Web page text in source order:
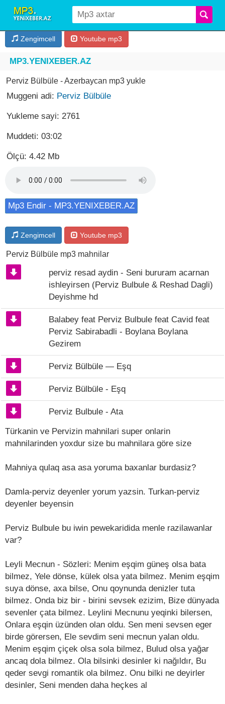
Zengimcell Youtube mp3
MP3.YENIXEBER.AZ
Perviz Bülbüle - Azerbaycan mp3 yukle
Muggeni adi: Perviz Bülbüle
Yukleme sayi: 2761
Muddeti: 03:02
Ölçü: 4.42 Mb
Mp3 Endir - MP3.YENIXEBER.AZ
Zengimcell Youtube mp3
Perviz Bülbüle mp3 mahnilar
perviz resad aydin - Seni bururam acarnan
ishleyirsen (Perviz Bulbule & Reshad Dagli)
Deyishme hd
Balabey feat Perviz Bulbule feat Cavid feat
Perviz Sabirabadli - Boylana Boylana
Gezirem
Perviz Bülbüle — Eşq
Perviz Bülbüle - Eşq
Perviz Bulbule - Ata
Türkanin ve Pervizin mahnilari super onlarin
mahnilarinden yoxdur size bu mahnilara göre size
Mahniya qulaq asa asa yoruma baxanlar burdasiz?
Damla-perviz deyenler yorum yazsin. Turkan-perviz
deyenler beyensin
Perviz Bulbule bu iwin pewekaridida menle razilawanlar
var?
Leyli Mecnun - Sözleri: Menim eşqim güneş olsa bata
bilmez, Yele dönse, külek olsa yata bilmez. Menim eşqim
suya dönse, axa bilse, Onu qoynunda denizler tuta
bilmez. Onda biz bir - birini sevsek ezizim, Bize dünyada
sevenler çata bilmez. Leylini Mecnunu yeqinki bilersen,
Onlara eşqin üzünden olan oldu. Sen meni sevsen eger
birde görersen, Ele sevdim seni mecnun yalan oldu.
Menim eşqim çiçek olsa sola bilmez, Bulud olsa yağar
ancaq dola bilmez. Ola bilsinki desinler ki nağıldır, Bu
qeder sevgi romantik ola bilmez. Onu bilki ne deyirler
desinler, Seni menden daha heçkes al